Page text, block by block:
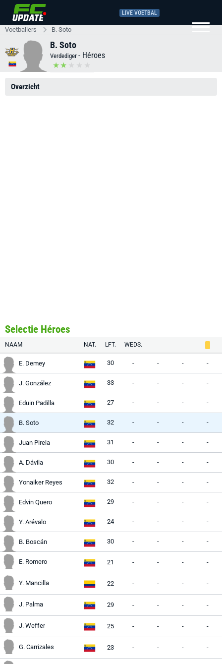
LIVE VOETBAL
Voetballers B. Soto
B. Soto
Verdediger - Héroes
Overzicht
Selectie Héroes
NAAM NAT. LFT. WEDS.
E. Demey 30 - - - -
J. González 33 - - - -
Eduin Padilla 27 - - - -
B. Soto 32 - - - -
Juan Pirela 31 - - - -
A. Dávila 30 - - - -
Yonaiker Reyes 32 - - - -
Edvin Quero 29 - - - -
Y. Arévalo 24 - - - -
B. Boscán 30 - - - -
E. Romero 21 - - - -
Y. Mancilla 22 - - - -
J. Palma 29 - - - -
J. Weffer 25 - - - -
G. Carrizales 23 - - - -